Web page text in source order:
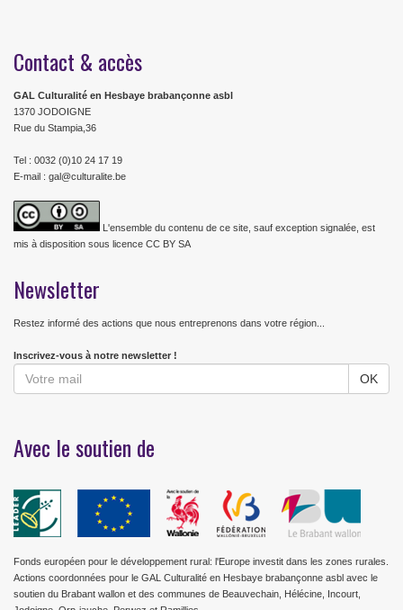
Contact & accès
GAL Culturalité en Hesbaye brabançonne asbl
1370 JODOIGNE
Rue du Stampia,36
Tel : 0032 (0)10 24 17 19
E-mail : gal@culturalite.be
L'ensemble du contenu de ce site, sauf exception signalée, est
mis à disposition sous licence CC BY SA
Newsletter
Restez informé des actions que nous entreprenons dans votre région...
Inscrivez-vous à notre newsletter !
Avec le soutien de
Fonds européen pour le développement rural: l'Europe investit dans les zones rurales.
Actions coordonnées pour le GAL Culturalité en Hesbaye brabançonne asbl avec le
soutien du Brabant wallon et des communes de Beauvechain, Hélécine, Incourt,